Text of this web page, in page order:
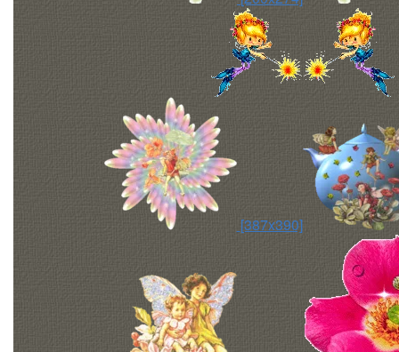
[387x390]